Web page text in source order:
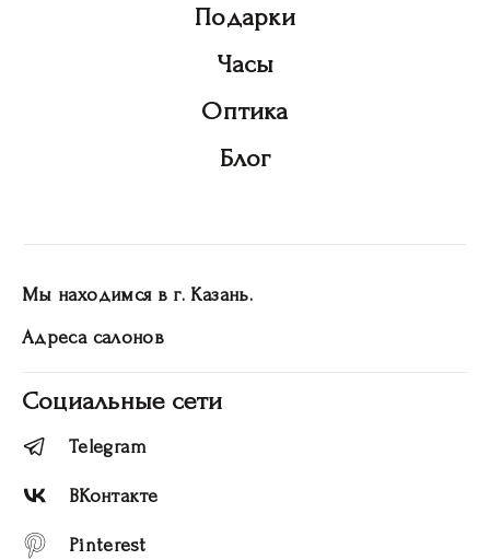
Подарки
Часы
Оптика
Блог
Мы находимся в г. Казань.
Адреса салонов
Социальные сети
Telegram
ВКонтакте
Pinterest